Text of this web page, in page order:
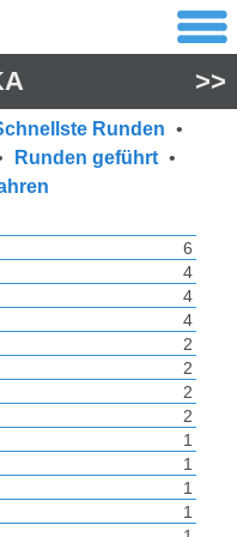
>>
Runden •
Runden geführt •
6
4
4
4
2
2
2
2
1
1
1
1